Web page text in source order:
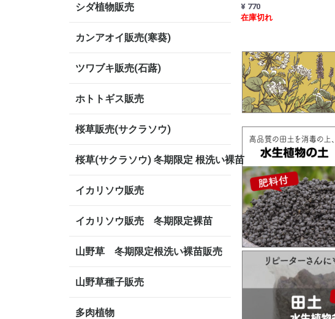
シダ植物販売
カンアオイ販売(寒葵)
ツワブキ販売(石蕗)
ホトトギス販売
桜草販売(サクラソウ)
桜草(サクラソウ) 冬期限定 根洗い裸苗
イカリソウ販売
イカリソウ販売 冬期限定裸苗
山野草 冬期限定根洗い裸苗販売
山野草種子販売
多肉植物
¥ 770
在庫切れ